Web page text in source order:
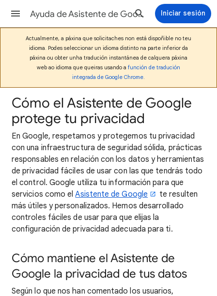
Ayuda de Asistente de Google Iniciar sesión
Actualmente, a páxina que solicitaches non está dispoñible no teu
idioma. Podes seleccionar un idioma distinto na parte inferior da
páxina ou obter unha tradución instantánea de calquera páxina
web ao idioma que queiras usando a función de tradución
integrada de Google Chrome.
Cómo el Asistente de Google
protege tu privacidad
En Google, respetamos y protegemos tu privacidad
con una infraestructura de seguridad sólida, prácticas
responsables en relación con los datos y herramientas
de privacidad fáciles de usar con las que tendrás todo
el control. Google utiliza tu información para que
servicios como elAsistente de Google
te resulten
más útiles y personalizados. Hemos desarrollado
controles fáciles de usar para que elijas la
configuración de privacidad adecuada para ti.
Cómo mantiene el Asistente de
Google la privacidad de tus datos
Según lo que nos han comentado los usuarios,